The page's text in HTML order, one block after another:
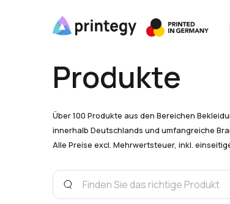
Produkte
Über 100 Produkte aus den Bereichen
innerhalb Deutschlands und umfangreiche
Alle Preise excl. Mehrwertsteuer, inkl.